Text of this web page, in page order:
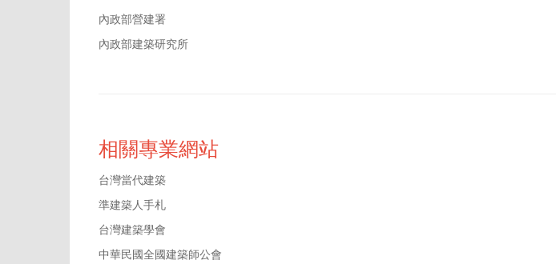
內政部營建署
內政部建築研究所
相關專業網站
台灣當代建築
準建築人手札
台灣建築學會
中華民國全國建築師公會